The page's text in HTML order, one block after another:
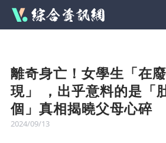
離奇身亡！女學生「在
現」 ，出乎意料的是「
個」真相揭曉父母心碎
2024/09/13